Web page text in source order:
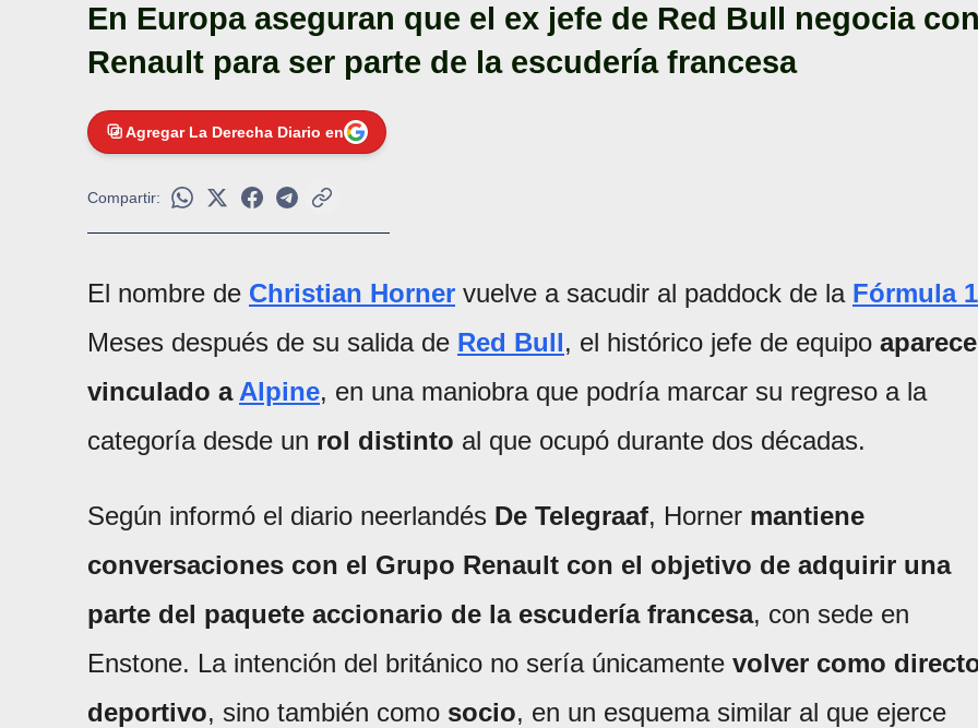
En Europa aseguran que el ex jefe de Red Bull negocia
Renault para ser parte de la escudería francesa
Agregar La Derecha Diario en
Compartir:
El nombre de Christian Horner vuelve a sacudir al paddock de la Fórmula 1
Meses después de su salida de Red Bull, el histórico jefe de equipo aparece
vinculado a Alpine, en una maniobra que podría marcar su regreso a la
categoría desde un rol distinto al que ocupó durante dos décadas.
Según informó el diario neerlandés De Telegraaf, Horner mantiene
conversaciones con el Grupo Renault con el objetivo de adquirir una
parte del paquete accionario de la escudería francesa, con sede en
Enstone. La intención del británico no sería únicamente volver como
deportivo, sino también como socio, en un esquema similar al que ejerce